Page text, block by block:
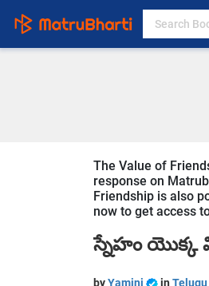
The Value of
response on
Friendship is also
now to get access
స్నేహం యొక్క
byYamini in